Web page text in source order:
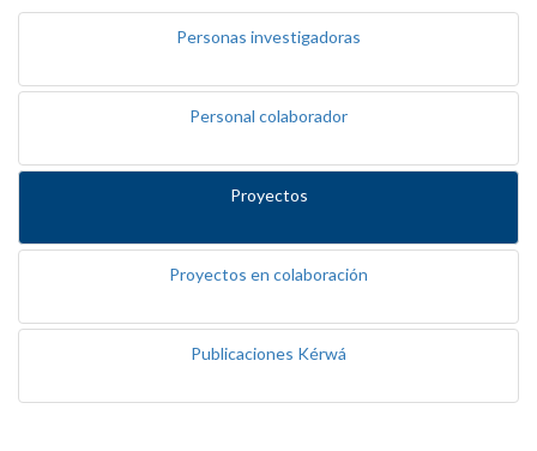
Personas investigadoras
Personal colaborador
Proyectos
Proyectos en colaboración
Publicaciones Kérwá